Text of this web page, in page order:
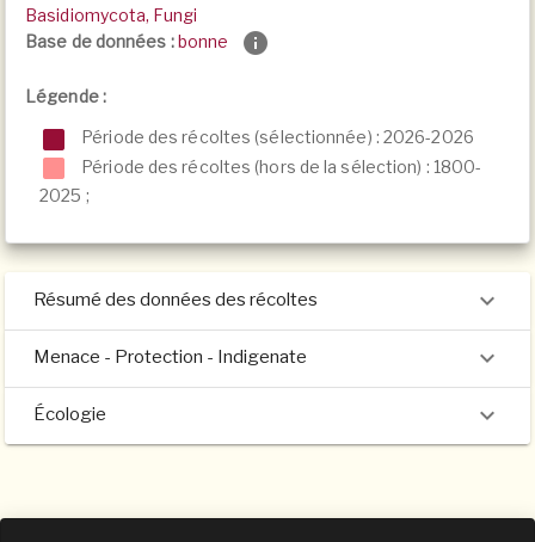
Basidiomycota, Fungi
Base de données :bonne
Légende :
Période des récoltes (sélectionnée) : 2026-2026
Période des récoltes (hors de la sélection) : 1800-
2025 ;
Résumé des données des récoltes
Menace - Protection - Indigenate
Écologie